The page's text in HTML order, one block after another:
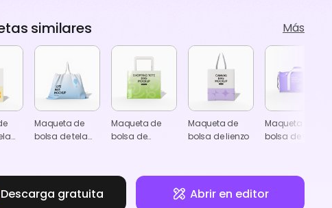
similares Más
Maqueta de
bolsa de tela
Maqueta de
bolsa de
Maqueta de
bolsa de lienzo
Maqueta de
bolsa de viaje
Descarga gratuita Abrir en editor